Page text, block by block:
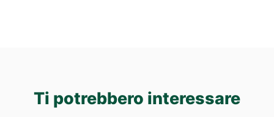
Ti potrebbero interessare